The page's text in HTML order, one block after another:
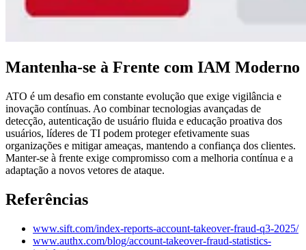
Mantenha-se à Frente com IAM Moderno
ATO é um desafio em constante evolução que exige vigilância e
inovação contínuas. Ao combinar tecnologias avançadas de
detecção, autenticação de usuário fluida e educação proativa dos
usuários, líderes de TI podem proteger efetivamente suas
organizações e mitigar ameaças, mantendo a confiança dos clientes.
Manter-se à frente exige compromisso com a melhoria contínua e a
adaptação a novos vetores de ataque.
Referências
www.sift.com/index-reports-account-takeover-fraud-q3-2025/
www.authx.com/blog/account-takeover-fraud-statistics-